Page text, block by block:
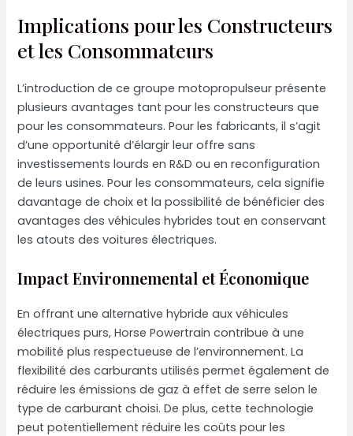
Implications pour les Constructeurs
et les Consommateurs
L’introduction de ce groupe motopropulseur présente
plusieurs avantages tant pour les constructeurs que
pour les consommateurs. Pour les fabricants, il s’agit
d’une opportunité d’élargir leur offre sans
investissements lourds en R&D ou en reconfiguration
de leurs usines. Pour les consommateurs, cela signifie
davantage de choix et la possibilité de bénéficier des
avantages des véhicules hybrides tout en conservant
les atouts des voitures électriques.
Impact Environnemental et Économique
En offrant une alternative hybride aux véhicules
électriques purs, Horse Powertrain contribue à une
mobilité plus respectueuse de l’environnement. La
flexibilité des carburants utilisés permet également de
réduire les émissions de gaz à effet de serre selon le
type de carburant choisi. De plus, cette technologie
peut potentiellement réduire les coûts pour les